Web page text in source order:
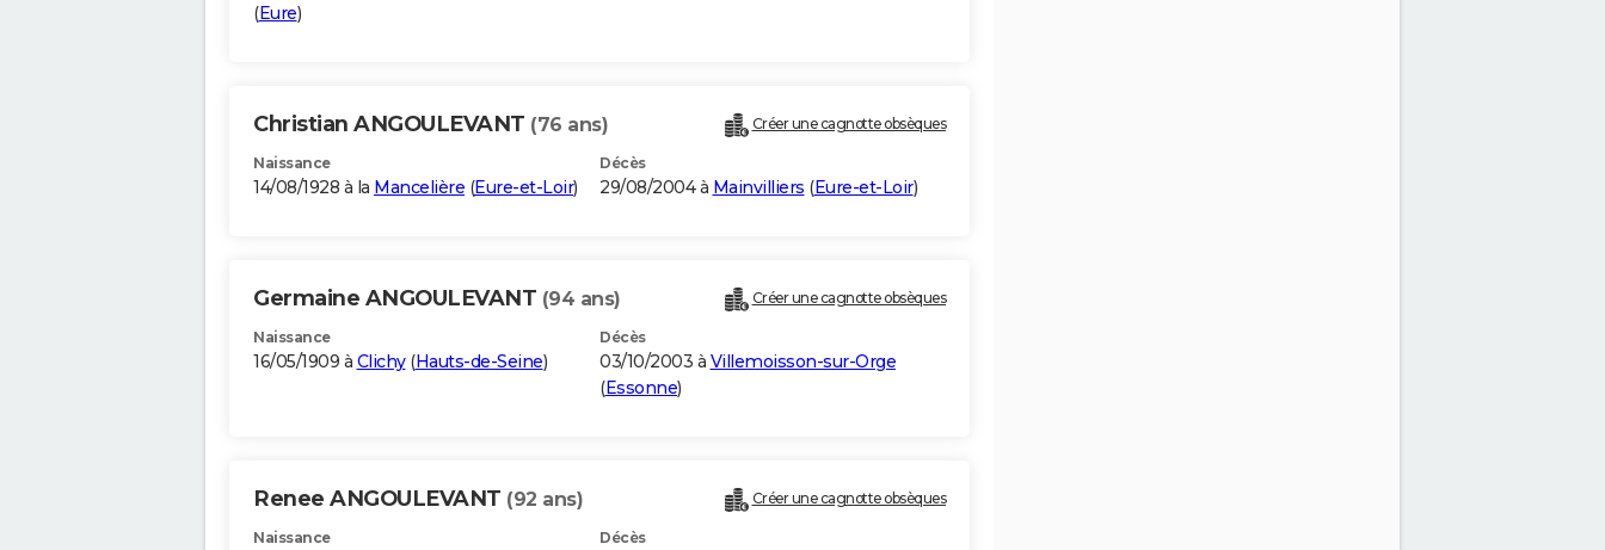
(Eure)
Christian ANGOULEVANT (76 ans) Créer une cagnotte obsèques
Naissance
14/08/1928 à la Mancelière (Eure-et-Loir)
Décès
29/08/2004 à Mainvilliers (Eure-et-Loir)
Germaine ANGOULEVANT (94 ans) Créer une cagnotte obsèques
Naissance
16/05/1909 à Clichy(Hauts-de-Seine)
Décès
03/10/2003 à Villemoisson-sur-Orge
(Essonne)
Renee ANGOULEVANT (92 ans) Créer une cagnotte obsèques
Naissance Décès